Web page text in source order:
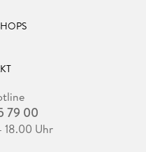
79 00
18.00 Uhr